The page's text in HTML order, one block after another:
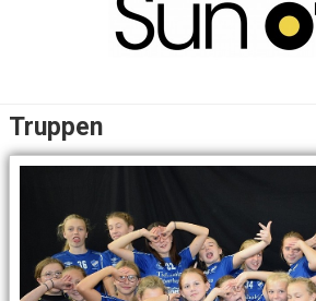
BILDGALLERI
KONTAKT
TABELL & RESULTAT
Truppen